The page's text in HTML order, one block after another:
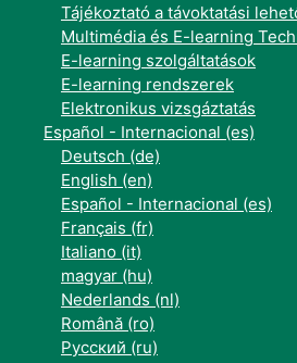
Tájékoztató a távoktatási
Multimédia és E-learning
E-learning szolgáltatások
E-learning rendszerek
Elektronikus vizsgáztatás
Español - Internacional ‎(es)‎
Deutsch ‎(de)‎
English ‎(en)‎
Español - Internacional ‎(es)‎
Français ‎(fr)‎
Italiano ‎(it)‎
magyar ‎(hu)‎
Nederlands ‎(nl)‎
Română ‎(ro)‎
Русский ‎(ru)‎